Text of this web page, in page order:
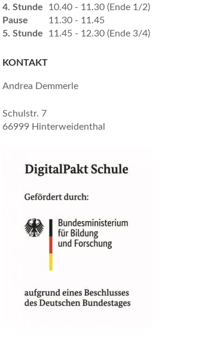
4. Stunde
10.40 - 11.30 (Ende 1/2)
Pause
11.30 - 11.45
5. Stunde
11.45 - 12.30 (Ende 3/4)
KONTAKT
Andrea Demmerle
Schulstr. 7
66999 Hinterweidenthal